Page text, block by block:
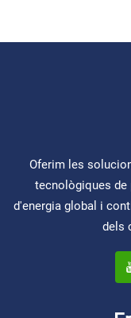
Oferim les
tecnològiques de
d'energia global i
dels